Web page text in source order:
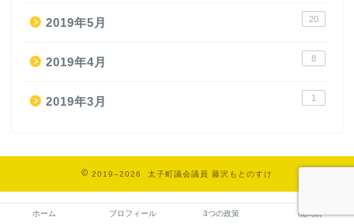
2019年5月 20
2019年4月 8
2019年3月 1
2019–2026 太子町議会議員 藤沢もとのすけ
ホーム プロフィール 3つの政策 機関紙